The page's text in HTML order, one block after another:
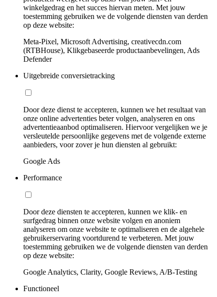
winkelgedrag en het succes hiervan meten. Met jouw
toestemming gebruiken we de volgende diensten van derden
op deze website:
Meta-Pixel, Microsoft Advertising, creativecdn.com
(RTBHouse), Klikgebaseerde productaanbevelingen, Ads
Defender
Uitgebreide conversietracking
Door deze dienst te accepteren, kunnen we het resultaat van
onze online advertenties beter volgen, analyseren en ons
advertentieaanbod optimaliseren. Hiervoor vergelijken we je
versleutelde persoonlijke gegevens met de volgende externe
aanbieders, voor zover je hun diensten al gebruikt:
Google Ads
Performance
Door deze diensten te accepteren, kunnen we klik- en
surfgedrag binnen onze website volgen en anoniem
analyseren om onze website te optimaliseren en de algehele
gebruikerservaring voortdurend te verbeteren. Met jouw
toestemming gebruiken we de volgende diensten van derden
op deze website:
Google Analytics, Clarity, Google Reviews, A/B-Testing
Functioneel